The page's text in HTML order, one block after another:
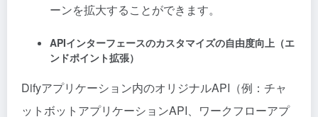
ーンを拡大することができます。
APIインターフェースのカスタマイズの自由度向上（エ
ンドポイント拡張）
Difyアプリケーション内のオリジナルAPI（例：チャ
ットボットアプリケーションAPI、ワークフローアプ